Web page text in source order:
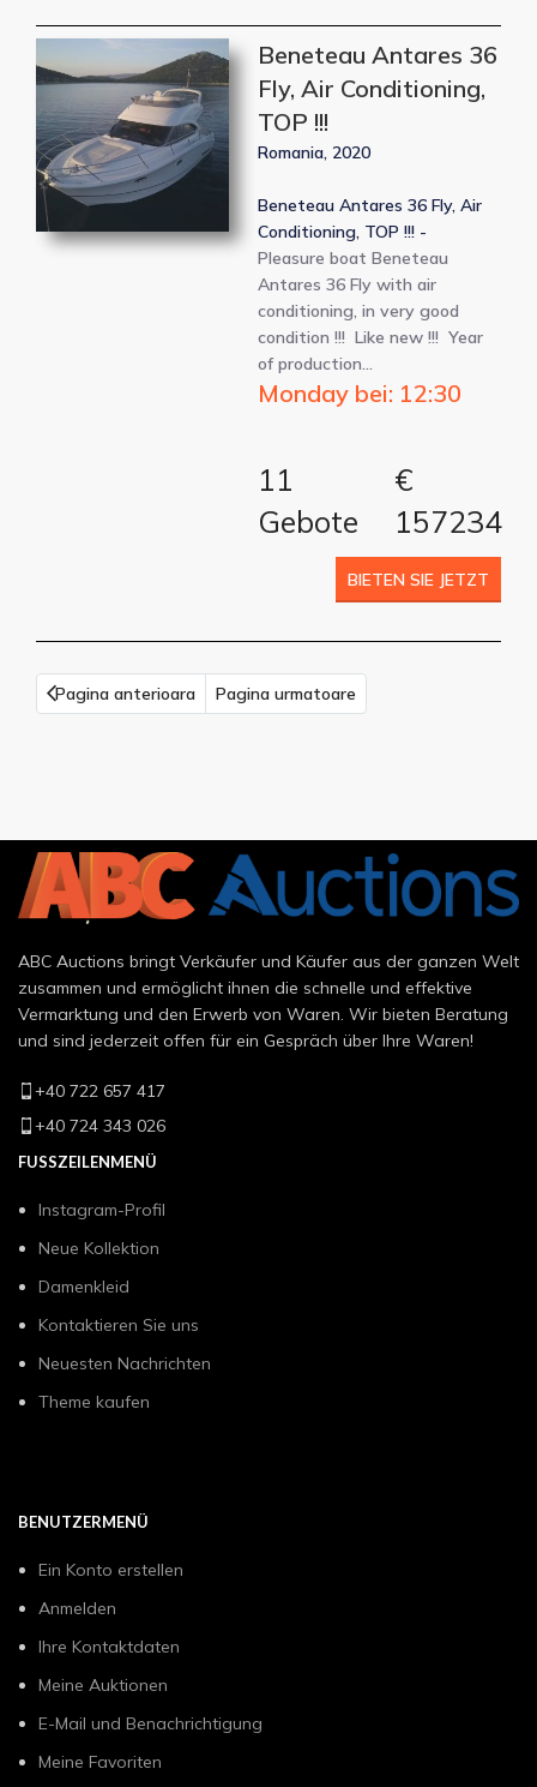
Beneteau Antares 36
Fly, Air Conditioning,
TOP !!!
Romania, 2020
Beneteau Antares 36 Fly, Air
Conditioning, TOP !!! -
Pleasure boat Beneteau
Antares 36 Fly with air
conditioning, in very good
condition !!! Like new !!! Year
of production…
Monday bei: 12:30
11
Gebote
€
157234
BIETEN SIE JETZT
Pagina anterioara Pagina urmatoare
ABC Auctions bringt Verkäufer und Käufer aus der ganzen Welt
zusammen und ermöglicht ihnen die schnelle und effektive
Vermarktung und den Erwerb von Waren. Wir bieten Beratung
und sind jederzeit offen für ein Gespräch über Ihre Waren!
+40 722 657 417
+40 724 343 026
FUSSZEILENMENÜ
Instagram-Profil
Neue Kollektion
Damenkleid
Kontaktieren Sie uns
Neuesten Nachrichten
Theme kaufen
BENUTZERMENÜ
Ein Konto erstellen
Anmelden
Ihre Kontaktdaten
Meine Auktionen
E-Mail und Benachrichtigung
Meine Favoriten